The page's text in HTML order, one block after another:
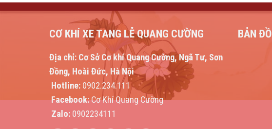
CƠ KHÍ XE TANG LỄ QUANG CƯỜNG
Địa chỉ:Cơ Sở Cơ khí Quang Cường, Ngã Tư, Sơn
Đồng, Hoài Đức, Hà Nội
Hotline:0902.234.111
Facebook:Cơ Khí Quang Cường
Zalo:0902234111
BẢN ĐỒ